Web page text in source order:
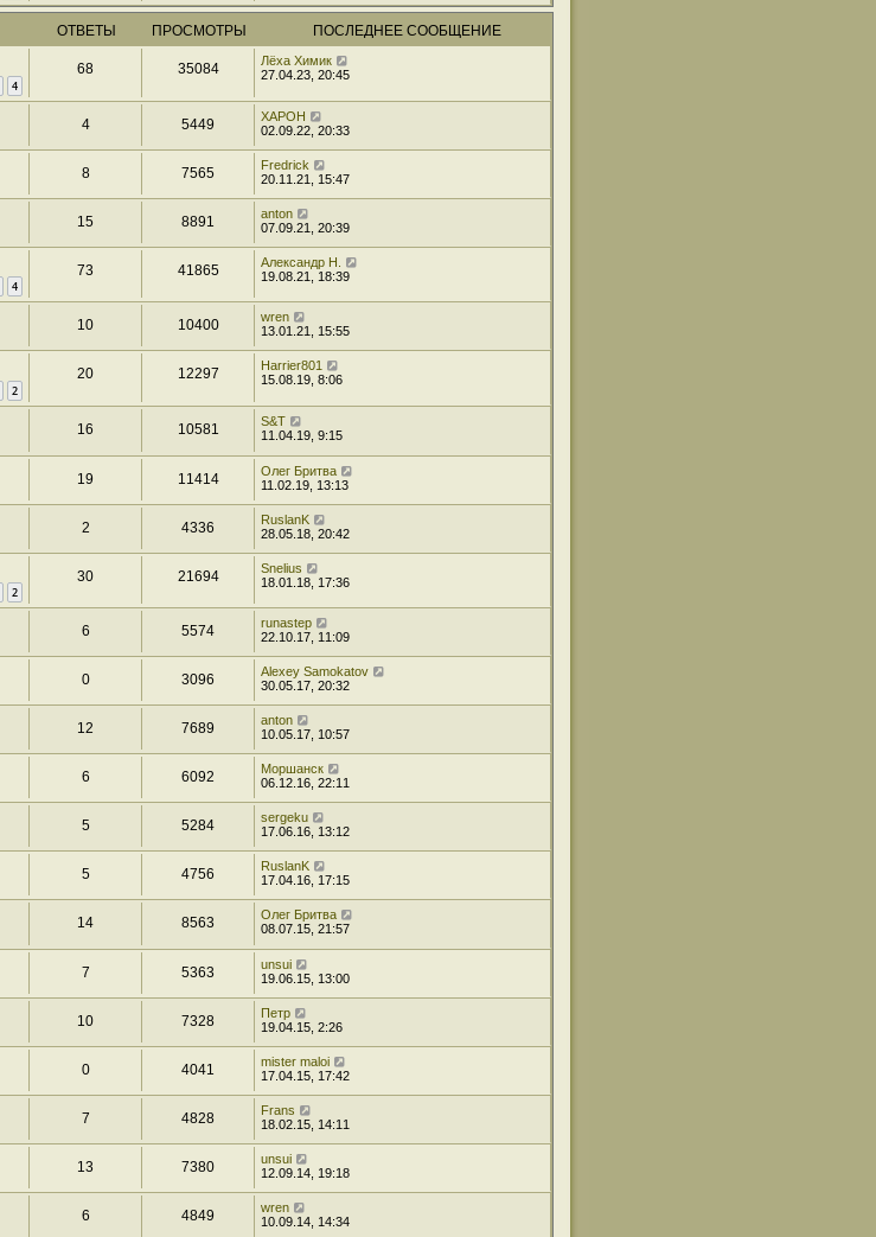
ОТВЕТЫ ПРОСМОТРЫ ПОСЛЕДНЕЕ СООБЩЕНИЕ
4
68 35084
Лёха Химик
27.04.23, 20:45
4 5449
XAPOH
02.09.22, 20:33
8 7565
Fredrick
20.11.21, 15:47
15 8891
anton
07.09.21, 20:39
4
73 41865
Александр Н.
19.08.21, 18:39
10 10400
wren
13.01.21, 15:55
2
20 12297
Harrier801
15.08.19, 8:06
16 10581
S&T
11.04.19, 9:15
19 11414
Олег Бритва
11.02.19, 13:13
2 4336
RuslanK
28.05.18, 20:42
2
30 21694
Snelius
18.01.18, 17:36
6 5574
runastep
22.10.17, 11:09
0 3096
Alexey Samokatov
30.05.17, 20:32
12 7689
anton
10.05.17, 10:57
6 6092
Моршанск
06.12.16, 22:11
5 5284
sergeku
17.06.16, 13:12
5 4756
RuslanK
17.04.16, 17:15
14 8563
Олег Бритва
08.07.15, 21:57
7 5363
unsui
19.06.15, 13:00
10 7328
Пeтp
19.04.15, 2:26
0 4041
mister maloi
17.04.15, 17:42
7 4828
Frans
18.02.15, 14:11
13 7380
unsui
12.09.14, 19:18
6 4849
wren
10.09.14, 14:34